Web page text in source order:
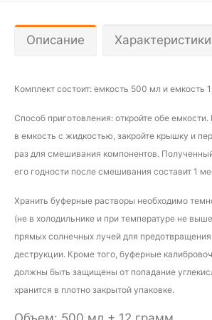
Описание Характеристики
Комплект состоит: емкость 500 мл и емкость
Способ приготовления: откройте обе
в емкость с жидкостью, закройте крышку и
раз для смешивания компонентов.
его годности после смешивания составит 1
Хранить буферные растворы необходимо
(не в холодильнике и при температуре не
прямых солнечных лучей для
деструкции. Кроме того, буферные
должны быть защищены от попадание
хранится в плотно закрытой упаковке.